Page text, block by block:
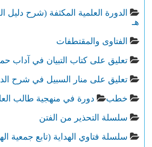
هـ
الفتاوى والمقتطفات
تعليق على كتاب التبيان في آداب
تعليق على منار السبيل في شرح الدليل
خطب دورة في منهجية طالب
سلسلة التحذير من الفتن
سلسلة فتاوي الهداية (تابع جمعية